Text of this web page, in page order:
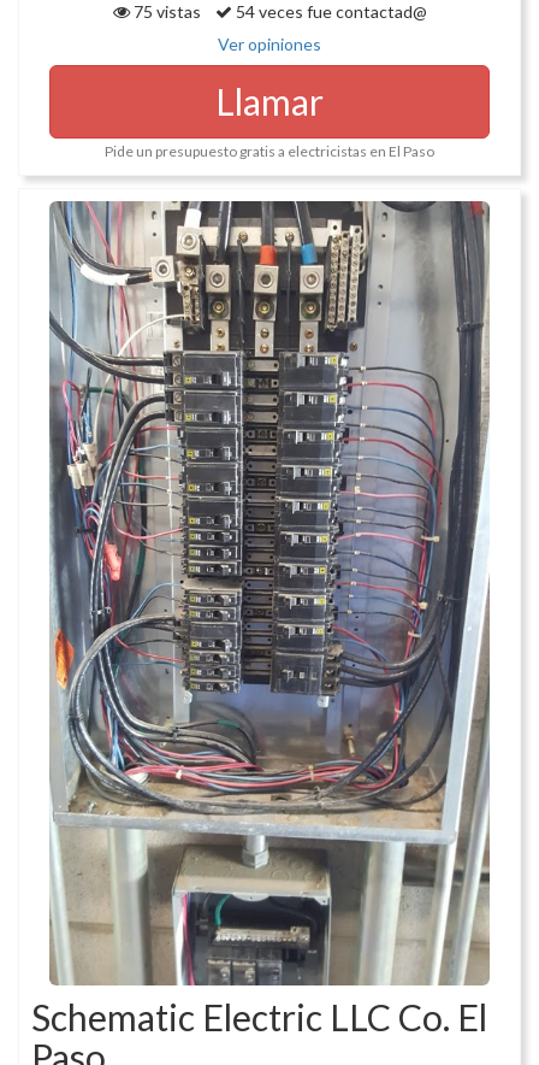
75 vistas
54 veces fue contactad@
Ver opiniones
Llamar
Pide un presupuesto gratis a electricistas en El Paso
Schematic Electric LLC Co. El